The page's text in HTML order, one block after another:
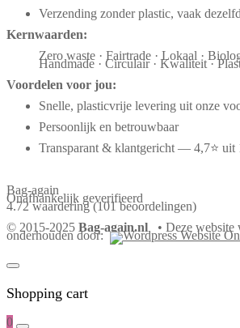
Verzending zonder plastic, vaak
Kernwaarden:
Zero waste · Fairtrade · Lokaal ·
Handmade · Circulair · Kwaliteit ·
Voordelen voor jou:
Snelle, plasticvrije levering uit onze
Persoonlijk en betrouwbaar
Transparant & klantgericht — 4,7⭐ uit
Bag-again
Onafhankelijk geverifieerd
4.72 waardering (101 beoordelingen)
© 2015-2025 Bag-again.nl • Deze website
onderhouden door:
Shopping cart
0